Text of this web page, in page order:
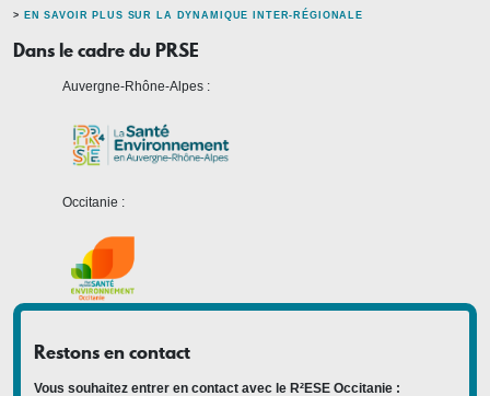
> EN SAVOIR PLUS SUR LA DYNAMIQUE INTER-RÉGIONALE
Dans le cadre du PRSE
Auvergne-Rhône-Alpes :
Occitanie :
Restons en contact
Vous souhaitez entrer en contact avec le R²ESE Occitanie :